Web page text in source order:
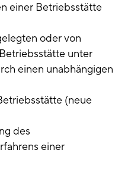
einer Betriebsstätte
oder von
unter
einen unabhängigen
(neue
des
einer